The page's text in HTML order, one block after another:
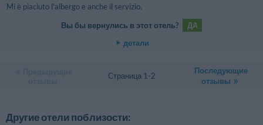
Mi è piaciuto l'albergo e anche il servizio.
Вы бы вернулись в этот отель?
ДА
детали
Страница 1-2
Последующие
отзывы
Другие отели поблизости: